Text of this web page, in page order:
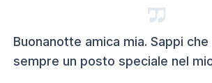
Buonanotte amica mia. Sappi che
sempre un posto speciale nel